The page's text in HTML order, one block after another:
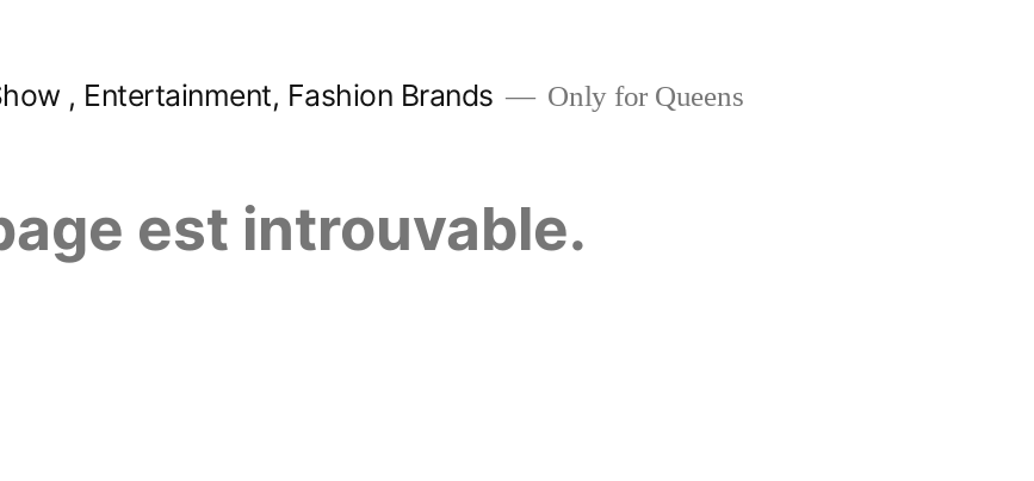
, Entertainment, Fashion Brands Only for Queens
est introuvable.